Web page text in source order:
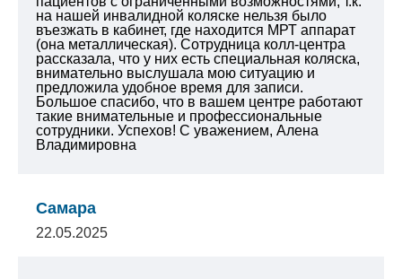
на нашей инвалидной коляске нельзя было
въезжать в кабинет, где находится МРТ аппарат
(она металлическая). Сотрудница колл-центра
рассказала, что у них есть специальная коляска,
внимательно выслушала мою ситуацию и
предложила удобное время для записи.
Большое спасибо, что в вашем центре работают
такие внимательные и профессиональные
сотрудники. Успехов! С уважением, Алена
Владимировна
Самара
22.05.2025